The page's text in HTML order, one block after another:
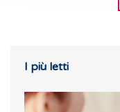
I più letti